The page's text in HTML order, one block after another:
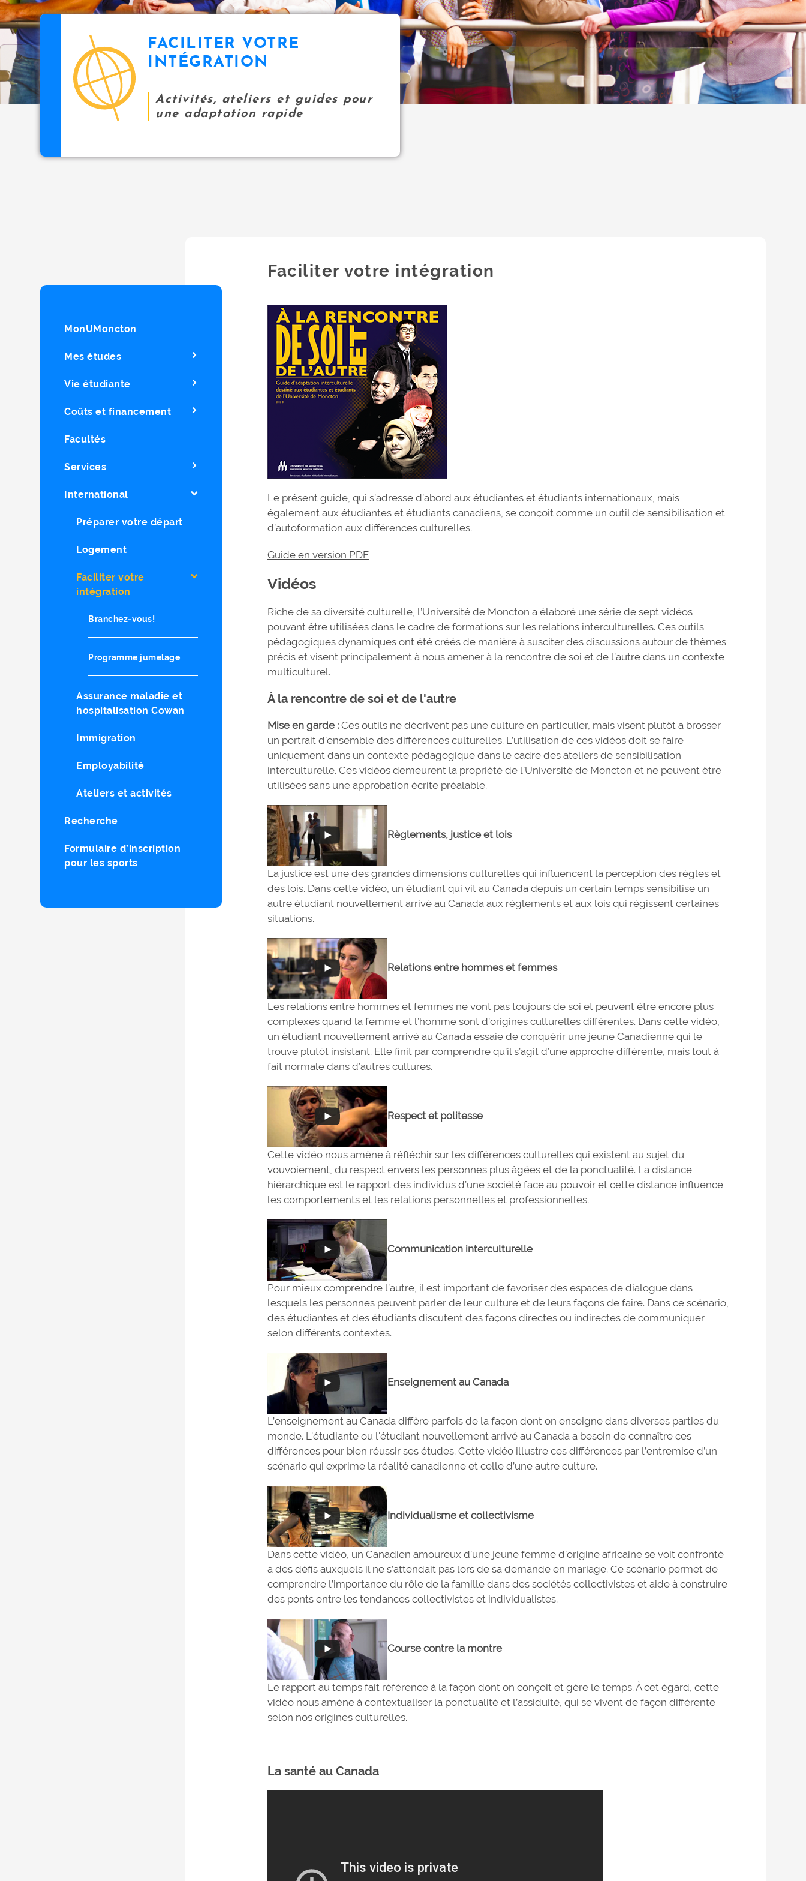
i
p
u
FACILITER VOTRE
INTÉGRATION
Activités, ateliers et guides pour
une adaptation rapide
MonUMoncton
Mes études
Vie étudiante
Coûts et financement
Facultés
Services
International
Préparer votre départ
Logement
Faciliter votre
intégration
Branchez-vous!
Programme jumelage
Assurance maladie et
hospitalisation Cowan
Immigration
Employabilité
Ateliers et activités
Recherche
Formulaire d’inscription
pour les sports
Faciliter votre intégration
Le présent guide, qui s’adresse d’abord aux étudiantes et étudiants internationaux, mais
également aux étudiantes et étudiants canadiens, se conçoit comme un outil de sensibilisation et
d’autoformation aux différences culturelles.
Guide en version PDF
Vidéos
Riche de sa diversité culturelle, l’Université de Moncton a élaboré une série de sept vidéos
pouvant être utilisées dans le cadre de formations sur les relations interculturelles. Ces outils
pédagogiques dynamiques ont été créés de manière à susciter des discussions autour de thèmes
précis et visent principalement à nous amener à la rencontre de soi et de l’autre dans un contexte
multiculturel.
À la rencontre de soi et de l'autre
Mise en garde : Ces outils ne décrivent pas une culture en particulier, mais visent plutôt à brosser
un portrait d’ensemble des différences culturelles. L’utilisation de ces vidéos doit se faire
uniquement dans un contexte pédagogique dans le cadre des ateliers de sensibilisation
interculturelle. Ces vidéos demeurent la propriété de l’Université de Moncton et ne peuvent être
utilisées sans une approbation écrite préalable.
Règlements, justice et lois
La justice est une des grandes dimensions culturelles qui influencent la perception des règles et
des lois. Dans cette vidéo, un étudiant qui vit au Canada depuis un certain temps sensibilise un
autre étudiant nouvellement arrivé au Canada aux règlements et aux lois qui régissent certaines
situations.
Relations entre hommes et femmes
Les relations entre hommes et femmes ne vont pas toujours de soi et peuvent être encore plus
complexes quand la femme et l’homme sont d’origines culturelles différentes. Dans cette vidéo,
un étudiant nouvellement arrivé au Canada essaie de conquérir une jeune Canadienne qui le
trouve plutôt insistant. Elle finit par comprendre qu’il s’agit d’une approche différente, mais tout à
fait normale dans d’autres cultures.
Respect et politesse
Cette vidéo nous amène à réfléchir sur les différences culturelles qui existent au sujet du
vouvoiement, du respect envers les personnes plus âgées et de la ponctualité. La distance
hiérarchique est le rapport des individus d’une société face au pouvoir et cette distance influence
les comportements et les relations personnelles et professionnelles.
Communication interculturelle
Pour mieux comprendre l’autre, il est important de favoriser des espaces de dialogue dans
lesquels les personnes peuvent parler de leur culture et de leurs façons de faire. Dans ce scénario,
des étudiantes et des étudiants discutent des façons directes ou indirectes de communiquer
selon différents contextes.
Enseignement au Canada
L’enseignement au Canada diffère parfois de la façon dont on enseigne dans diverses parties du
monde. L'étudiante ou l'étudiant nouvellement arrivé au Canada a besoin de connaître ces
différences pour bien réussir ses études. Cette vidéo illustre ces différences par l’entremise d’un
scénario qui exprime la réalité canadienne et celle d’une autre culture.
Individualisme et collectivisme
Dans cette vidéo, un Canadien amoureux d’une jeune femme d’origine africaine se voit confronté
à des défis auxquels il ne s’attendait pas lors de sa demande en mariage. Ce scénario permet de
comprendre l’importance du rôle de la famille dans des sociétés collectivistes et aide à construire
des ponts entre les tendances collectivistes et individualistes.
Course contre la montre
Le rapport au temps fait référence à la façon dont on conçoit et gère le temps. À cet égard, cette
vidéo nous amène à contextualiser la ponctualité et l’assiduité, qui se vivent de façon différente
selon nos origines culturelles.
La santé au Canada